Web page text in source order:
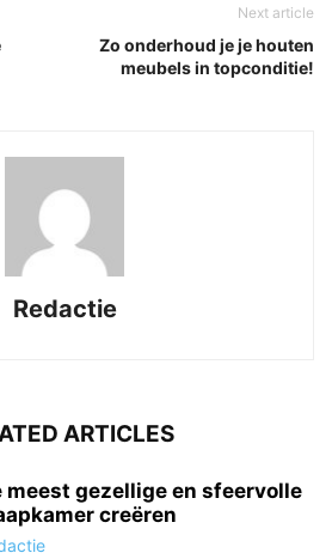
Next article
Zo onderhoud je je houten
meubels in topconditie!
Redactie
ARTICLES
meest gezellige en sfeervolle
creëren